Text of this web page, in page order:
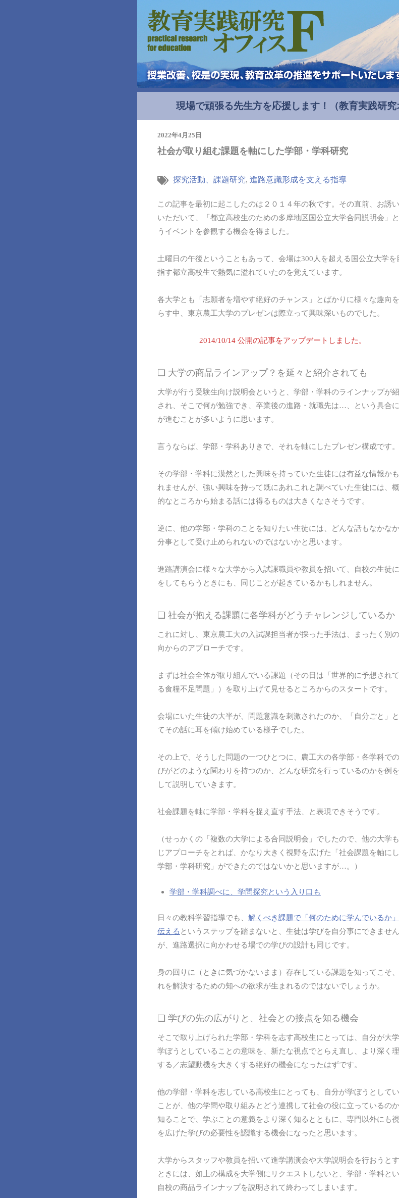
現場で頑張る先生方を応援します！ （教育実践研
2022年4月25日
社会が取り組む課題を軸にした学部・学科研究
探究活動、課題研究,進路意識形成を支える指導
この記事を最初に起こしたのは２０１４年の秋です。その直前、お誘
いただいて、「都立高校生のための多摩地区国公立大学合同説明会」
うイベントを参観する機会を得ました。
土曜日の午後ということもあって、会場は300人を超える国公立大学を
指す都立高校生で熱気に溢れていたのを覚えています。
各大学とも「志願者を増やす絶好のチャンス」とばかりに様々な趣向
らす中、東京農工大学のプレゼンは際立って興味深いものでした。
2014/10/14 公開の記事をアップデートしました。
❏ 大学の商品ラインアップ？を延々と紹介されても
大学が行う受験生向け説明会というと、学部・学科のラインナップが
され、そこで何が勉強でき、卒業後の進路・就職先は…、という具合
が進むことが多いように思います。
言うならば、学部・学科ありきで、それを軸にしたプレゼン構成です。
その学部・学科に漠然とした興味を持っていた生徒には有益な情報か
れませんが、強い興味を持って既にあれこれと調べていた生徒には、
的なところから始まる話には得るものは大きくなさそうです。
逆に、他の学部・学科のことを知りたい生徒には、どんな話もなかな
分事として受け止められないのではないかと思います。
進路講演会に様々な大学から入試課職員や教員を招いて、自校の生徒
をしてもらうときにも、同じことが起きているかもしれません。
❏ 社会が抱える課題に各学科がどうチャレンジしているか
これに対し、東京農工大の入試課担当者が採った手法は、まったく別
向からのアプローチです。
まずは社会全体が取り組んでいる課題（その日は「世界的に予想され
る食糧不足問題」）を取り上げて見せるところからのスタートです。
会場にいた生徒の大半が、問題意識を刺激されたのか、「自分ごと」
てその話に耳を傾け始めている様子でした。
その上で、そうした問題の一つひとつに、農工大の各学部・各学科で
びがどのような関わりを持つのか、どんな研究を行っているのかを例
して説明していきます。
社会課題を軸に学部・学科を捉え直す手法、と表現できそうです。
（せっかくの「複数の大学による合同説明会」でしたので、他の大学
じアプローチをとれば、かなり大きく視野を広げた「社会課題を軸に
学部・学科研究」ができたのではないかと思いますが…。）
学部・学科調べに、学問探究という入り口も
日々の教科学習指導でも、 解くべき課題で「何のために学んでいるか
伝える というステップを踏まないと、生徒は学びを自分事にできません
が、進路選択に向かわせる場での学びの設計も同じです。
身の回りに（ときに気づかないまま）存在している課題を知ってこそ
れを解決するための知への欲求が生まれるのではないでしょうか。
❏ 学びの先の広がりと、社会との接点を知る機会
そこで取り上げられた学部・学科を志す高校生にとっては、自分が大
学ぼうとしていることの意味を、新たな視点でとらえ直し、より深く
する／志望動機を大きくする絶好の機会になったはずです。
他の学部・学科を志している高校生にとっても、自分が学ぼうとして
ことが、他の学問や取り組みとどう連携して社会の役に立っているの
知ることで、学ぶことの意義をより深く知るとともに、専門以外にも
を広げた学びの必要性を認識する機会になったと思います。
大学からスタッフや教員を招いて進学講演会や大学説明会を行おうと
ときには、如上の構成を大学側にリクエストしないと、学部・学科とい
自校の商品ラインナップを説明されて終わってしまいます。